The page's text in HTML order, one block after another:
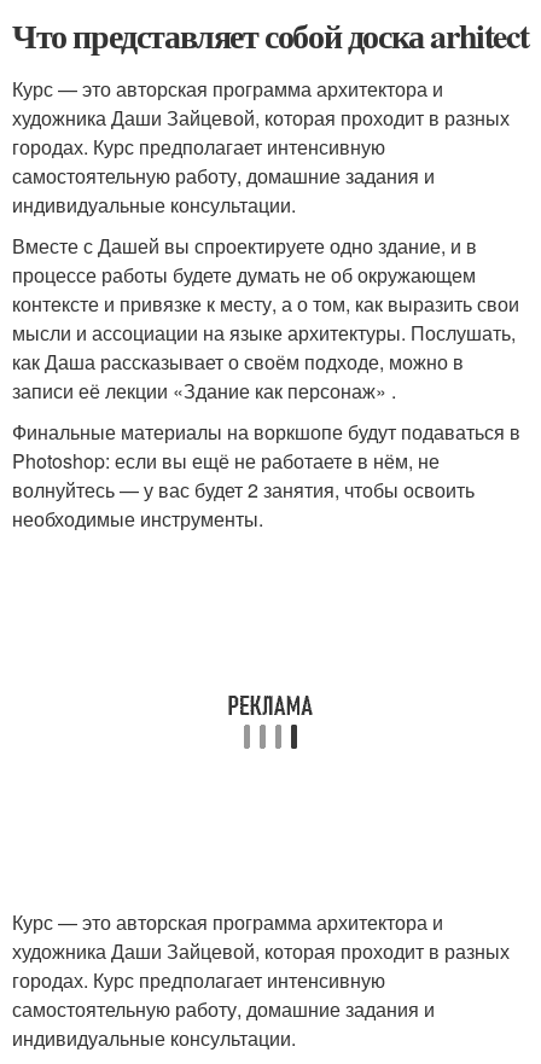
Что представляет собой доска arhitect
Курс — это авторская программа архитектора и
художника Даши Зайцевой, которая проходит в разных
городах. Курс предполагает интенсивную
самостоятельную работу, домашние задания и
индивидуальные консультации.
Вместе с Дашей вы спроектируете одно здание, и в
процессе работы будете думать не об окружающем
контексте и привязке к месту, а о том, как выразить свои
мысли и ассоциации на языке архитектуры. Послушать,
как Даша рассказывает о своём подходе, можно в
записи её лекции «Здание как персонаж» .
Финальные материалы на воркшопе будут подаваться в
Photoshop: если вы ещё не работаете в нём, не
волнуйтесь — у вас будет 2 занятия, чтобы освоить
необходимые инструменты.
Курс — это авторская программа архитектора и
художника Даши Зайцевой, которая проходит в разных
городах. Курс предполагает интенсивную
самостоятельную работу, домашние задания и
индивидуальные консультации.